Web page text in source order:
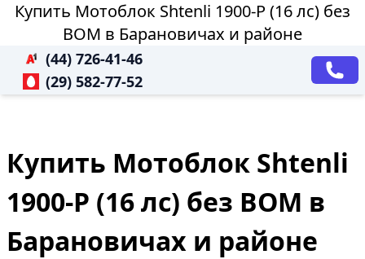
Купить Мотоблок Shtenli 1900-P (16 лс) без
ВОМ в Барановичах и районе
(44) 726-41-46
(29) 582-77-52
Купить Мотоблок Shtenli
1900-P (16 лс) без ВОМ в
Барановичах и районе